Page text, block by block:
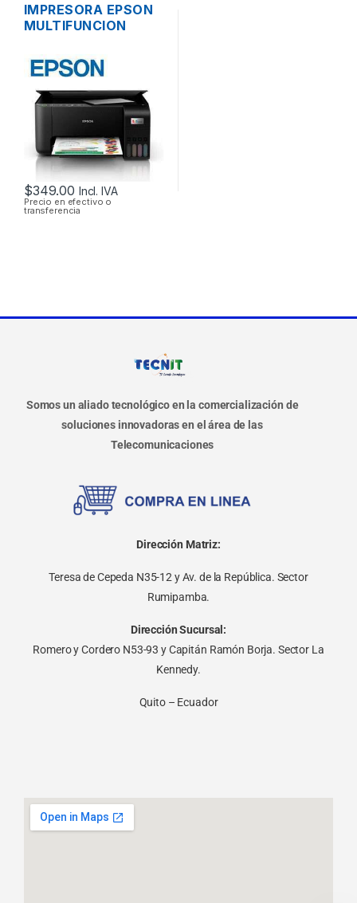
IMPRESORA EPSON
MULTIFUNCION
TINTA CONTINUA
ORIGINAL WI-FI
$349.00 Incl. IVA
Precio en efectivo o
transferencia
Somos un aliado tecnológico en la comercialización de
soluciones innovadoras en el área de las
Telecomunicaciones
Dirección Matriz:
Teresa de Cepeda N35-12 y Av. de la República. Sector
Rumipamba.
Dirección Sucursal:
Romero y Cordero N53-93 y Capitán Ramón Borja. Sector La
Kennedy.
Quito – Ecuador